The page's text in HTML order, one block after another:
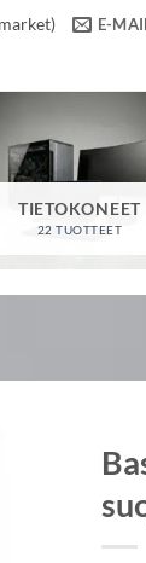
E-
TIETOKONEET
22 TUOTTEET